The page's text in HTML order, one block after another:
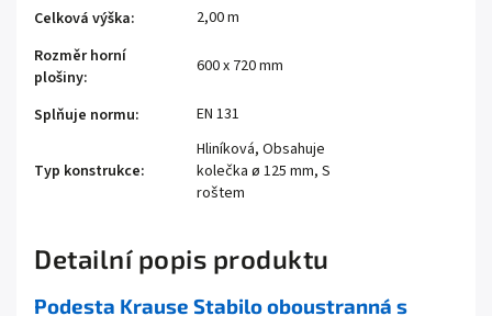
Detailní popis produktu
Podesta Krause Stabilo oboustranná s
Celková výška:
2,00 m
Rozměr horní
plošiny:
600 x 720 mm
Splňuje normu: EN 131
Typ konstrukce:
Hliníková, Obsahuje
kolečka ø 125 mm, S
roštem